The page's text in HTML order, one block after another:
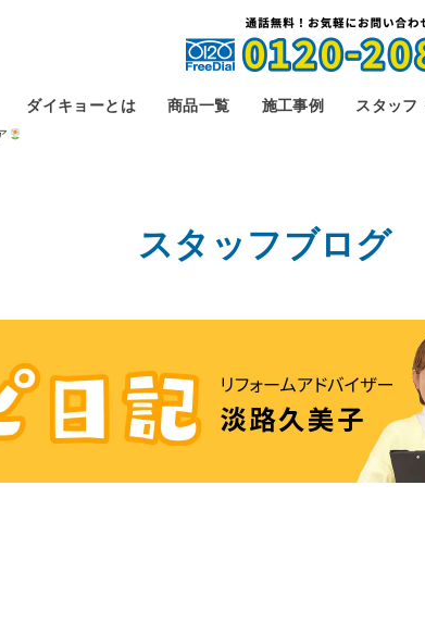
ダイキョーとは 商品一覧 施工事例 スタッフ
スタッフブログ